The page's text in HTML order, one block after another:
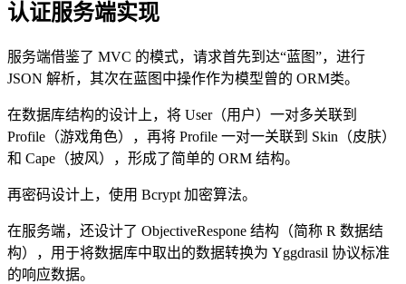
认证服务端实现
服务端借鉴了 MVC 的模式，请求首先到达“蓝图”，进行
JSON 解析，其次在蓝图中操作作为模型曾的 ORM类。
在数据库结构的设计上，将 User（用户）一对多关联到
Profile（游戏角色），再将 Profile 一对一关联到 Skin（皮肤）
和 Cape（披风），形成了简单的 ORM 结构。
再密码设计上，使用 Bcrypt 加密算法。
在服务端，还设计了 ObjectiveRespone 结构（简称 R 数据结
构），用于将数据库中取出的数据转换为 Yggdrasil 协议标准
的响应数据。